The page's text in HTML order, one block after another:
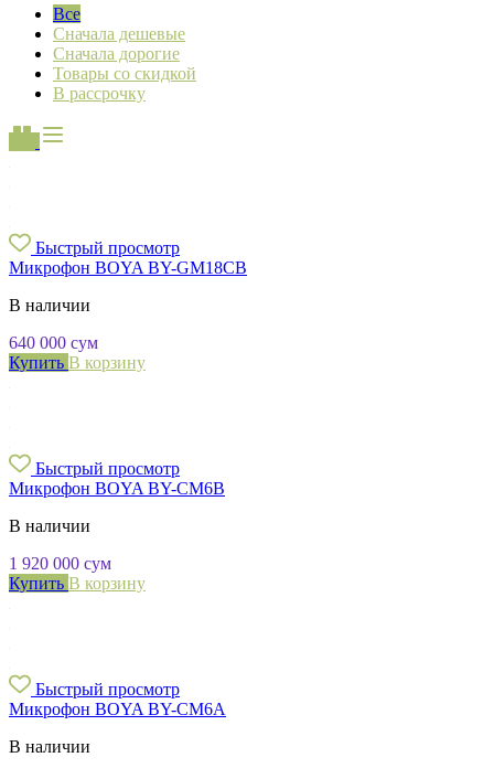
Все
Сначала дешевые
Сначала дорогие
Товары со скидкой
В рассрочку
Быстрый просмотр
Микрофон BOYA BY-GM18CB
В наличии
640 000 сум
Купить В корзину
Быстрый просмотр
Микрофон BOYA BY-CM6B
В наличии
1 920 000 сум
Купить В корзину
Быстрый просмотр
Микрофон BOYA BY-CM6A
В наличии